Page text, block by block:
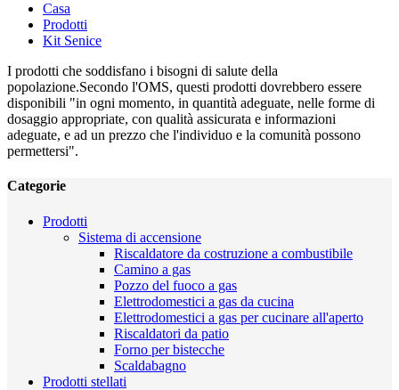
Casa
Prodotti
Kit Senice
I prodotti che soddisfano i bisogni di salute della
popolazione.Secondo l'OMS, questi prodotti dovrebbero essere
disponibili "in ogni momento, in quantità adeguate, nelle forme di
dosaggio appropriate, con qualità assicurata e informazioni
adeguate, e ad un prezzo che l'individuo e la comunità possono
permettersi".
Categorie
Prodotti
Sistema di accensione
Riscaldatore da costruzione a combustibile
Camino a gas
Pozzo del fuoco a gas
Elettrodomestici a gas da cucina
Elettrodomestici a gas per cucinare all'aperto
Riscaldatori da patio
Forno per bistecche
Scaldabagno
Prodotti stellati